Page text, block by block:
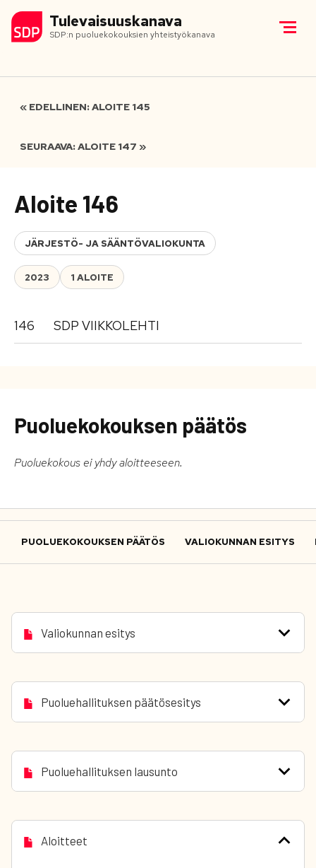
Tulevaisuuskanava
SDP:n puoluekokouksien yhteistyökanava
« EDELLINEN: ALOITE 145
SEURAAVA: ALOITE 147 »
Aloite 146
JÄRJESTÖ- JA SÄÄNTÖVALIOKUNTA
2023 1 ALOITE
146 SDP VIIKKOLEHTI
Puoluekokouksen päätös
Puoluekokous ei yhdy aloitteeseen.
PUOLUEKOKOUKSEN PÄÄTÖS VALIOKUNNAN ESITYS
Valiokunnan esitys
Puoluehallituksen päätösesitys
Puoluehallituksen lausunto
Aloitteet